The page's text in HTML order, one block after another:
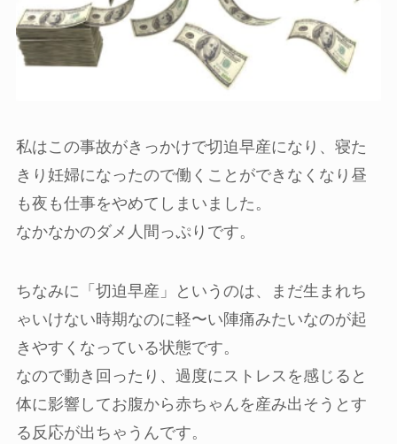
私はこの事故がきっかけで切迫早産になり、寝た
きり妊婦になったので働くことができなくなり昼
も夜も仕事をやめてしまいました。
なかなかのダメ人間っぷりです。
ちなみに「切迫早産」というのは、まだ生まれち
ゃいけない時期なのに軽〜い陣痛みたいなのが起
きやすくなっている状態です。
なので動き回ったり、過度にストレスを感じると
体に影響してお腹から赤ちゃんを産み出そうとす
る反応が出ちゃうんです。